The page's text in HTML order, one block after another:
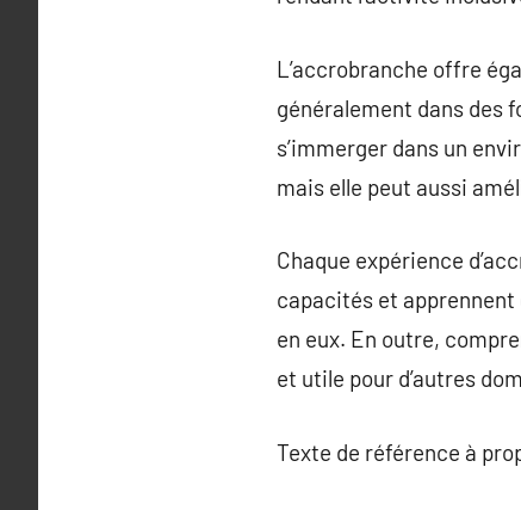
L’accrobranche offre
généralement dans des
s’immerger dans un
mais elle peut aussi
Chaque expérience
capacités et
en eux. En outre,
et utile pour d’autres
Texte de référence à